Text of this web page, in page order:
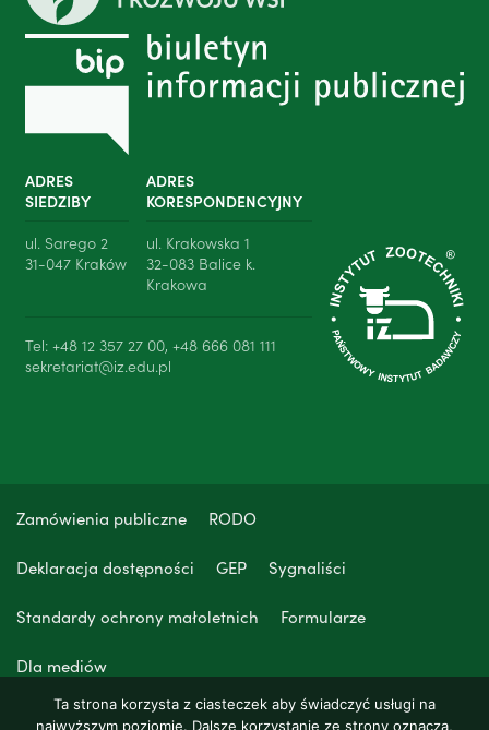
ADRES
SIEDZIBY
ul. Sarego 2
31-047 Kraków
ADRES
KORESPONDENCYJNY
ul. Krakowska 1
32-083 Balice k.
Krakowa
Tel: +48 12 357 27 00, +48 666 081 111
sekretariat@iz.edu.pl
Zamówienia publiczne RODO
Deklaracja dostępności GEP Sygnaliści
Standardy ochrony małoletnich Formularze
Dla mediów
Ta strona korzysta z ciasteczek aby świadczyć usługi na
najwyższym poziomie. Dalsze korzystanie ze strony oznacza,